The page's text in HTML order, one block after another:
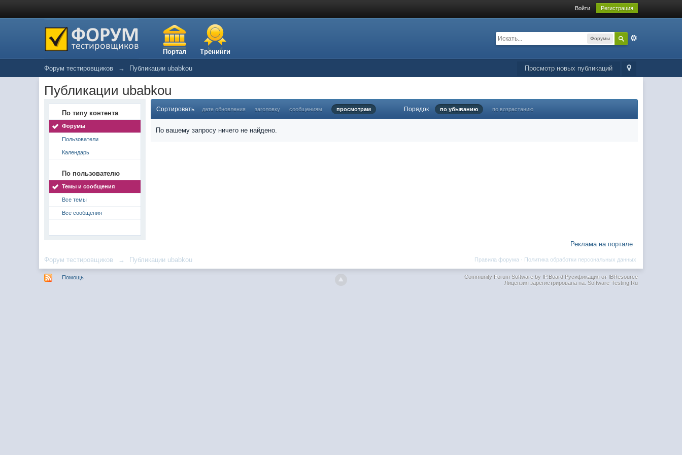
Войти Регистрация
Портал Тренинги
Форумы
Просмотр новых публикаций
Форум тестировщиков → Публикации ubabkou
Публикации ubabkou
По типу контента
Форумы
Пользователи
Календарь
По пользователю
Темы и сообщения
Все темы
Все сообщения
Сортировать дате обновления заголовку сообщениям просмотрам Порядок по убыванию по возрастанию
По вашему запросу ничего не найдено.
Реклама на портале
Форум тестировщиков → Публикации ubabkou Политика обработки персональных данных
Правила форума ·
Помощь Community Forum Software by IP.BoardРусификация от IBResource
Лицензия зарегистрирована на: Software-Testing.Ru